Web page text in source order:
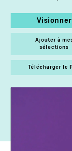
Visionner
Ajouter à
sélections
Télécharger le